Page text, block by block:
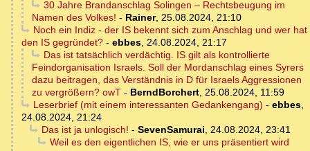
30 Jahre Brandanschlag Solingen – Rechtsbeugung im
Namen des Volkes! - Rainer, 25.08.2024, 21:10
Noch ein Indiz - der IS bekennt sich zum Anschlag und wer hat
den IS gegründet? - ebbes, 24.08.2024, 21:17
Das ist tatsächlich verdächtig. IS gilt als kontrollierte
Feindorganisation Israels. Soll der Mordanschlag eines Syrers
dazu beitragen, das Verständnis in D für Israels Aggressionen
zu vergrößern? owT - BerndBorchert, 25.08.2024, 11:59
Leserbrief (mit einem interessanten Gedankengang) - ebbes,
24.08.2024, 21:24
Das ist ja unlogisch! - SevenSamurai, 24.08.2024, 23:41
Weil es den eigentlichen IS, wie er uns präsentiert wird